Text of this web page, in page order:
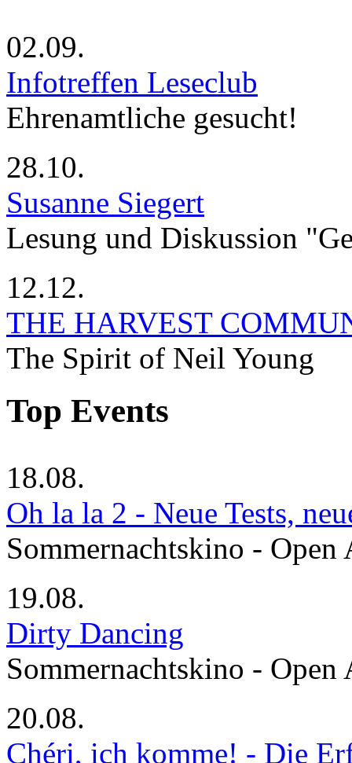
02.09.
Infotreffen Leseclub
Ehrenamtliche gesucht!
28.10.
Susanne Siegert
Lesung und Diskussion
12.12.
THE HARVEST
The Spirit of Neil Young
Top Events
18.08.
Oh la la 2 - Neue Tests,
Sommernachtskino - Open
19.08.
Dirty Dancing
Sommernachtskino - Open
20.08.
Chéri, ich komme! - Die